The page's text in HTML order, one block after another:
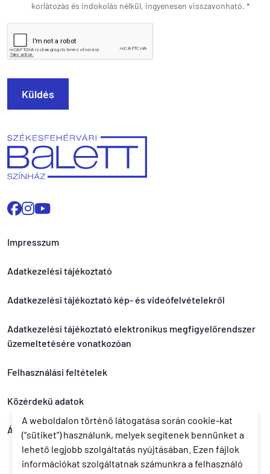
Impresszum
Adatkezelési tájékoztató
Adatkezelési tájékoztató kép- és videófelvételekről
Adatkezelési tájékoztató elektronikus megfigyelőrendszer
üzemeltetésére vonatkozóan
Felhasználási feltételek
Közérdekű adatok
Általános nyereményjáték szabályzat
korlátozás és indokolás nélkül, ingyenesen visszavonható. *
Küldés
A weboldalon történő látogatása során cookie-kat
(“sütiket”) használunk, melyek segítenek bennünket a
lehető legjobb szolgáltatás nyújtásában. Ezen fájlok
információkat szolgáltatnak számunkra a felhasználó